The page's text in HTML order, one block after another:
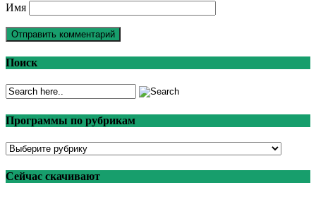
Имя
Поиск
Программы по рубрикам
Программы
рубрикам
Сейчас скачивают